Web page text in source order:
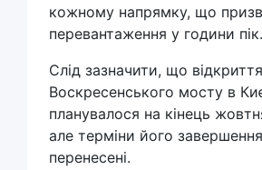
кожному напрямку, що
перевантаження у години пік.
Слід зазначити, що
Воскресенського мосту в
планувалося на кінець
але терміни його
перенесені.